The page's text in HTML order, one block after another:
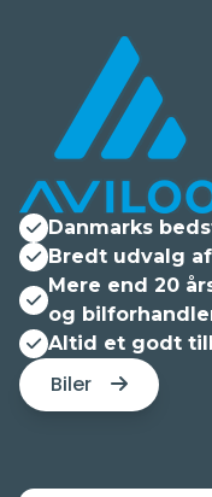
Danmarks
Bredt udvalg
Mere end 20
og
Altid et godt
Biler